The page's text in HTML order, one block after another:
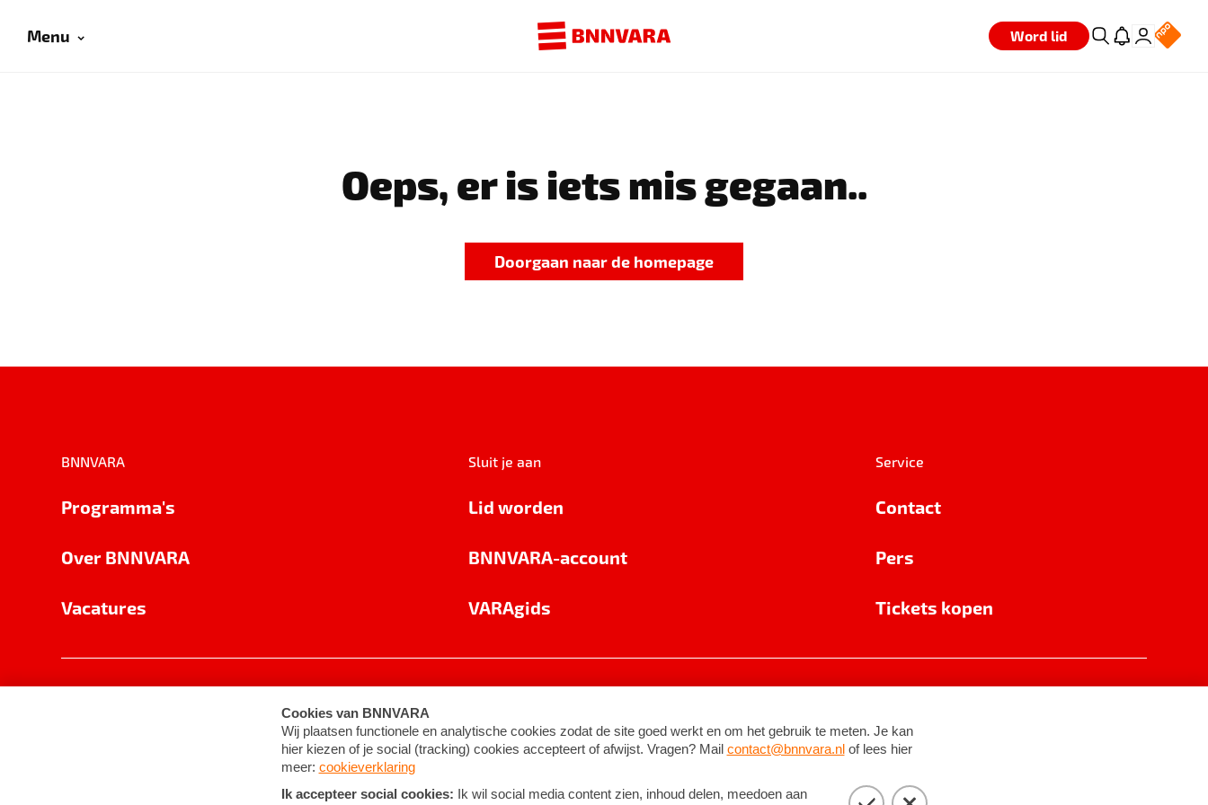
Menu Word lid
Oeps, er is iets mis gegaan..
Doorgaan naar de homepage
BNNVARA
Programma's
Over BNNVARA
Vacatures
Sluit je aan
Lid worden
BNNVARA-account
VARAgids
Service
Contact
Pers
Tickets kopen
Cookie-instellingen Algemene voorwaarden ©2026BNNVARA